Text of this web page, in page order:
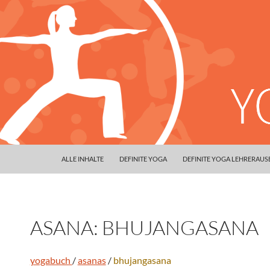
ALLE INHALTE DEFINITE YOGA DEFINITE YOGA
ASANA: BHUJANGASANA
yogabuch /asanas/ bhujangasana